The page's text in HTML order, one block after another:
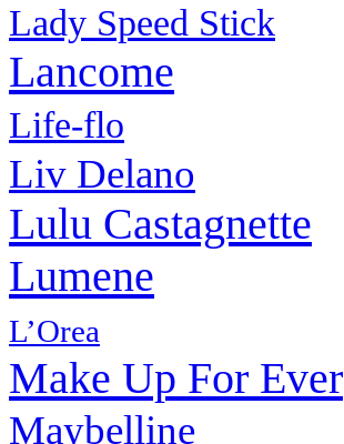
Lady Speed Stick
Lancome
Life-flo
Liv Delano
Lulu Castagnette
Lumene
L’Orea
Make Up For Ever
Maybelline